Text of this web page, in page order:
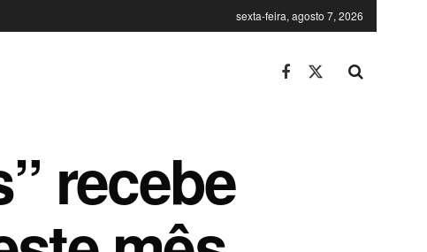
sexta-feira, agosto 7, 2026
recebe